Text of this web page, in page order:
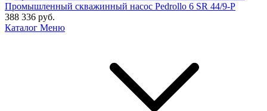
Промышленный скважинный насос Pedrollo 6 SR 44/9-P
388 336 руб.
Каталог Меню